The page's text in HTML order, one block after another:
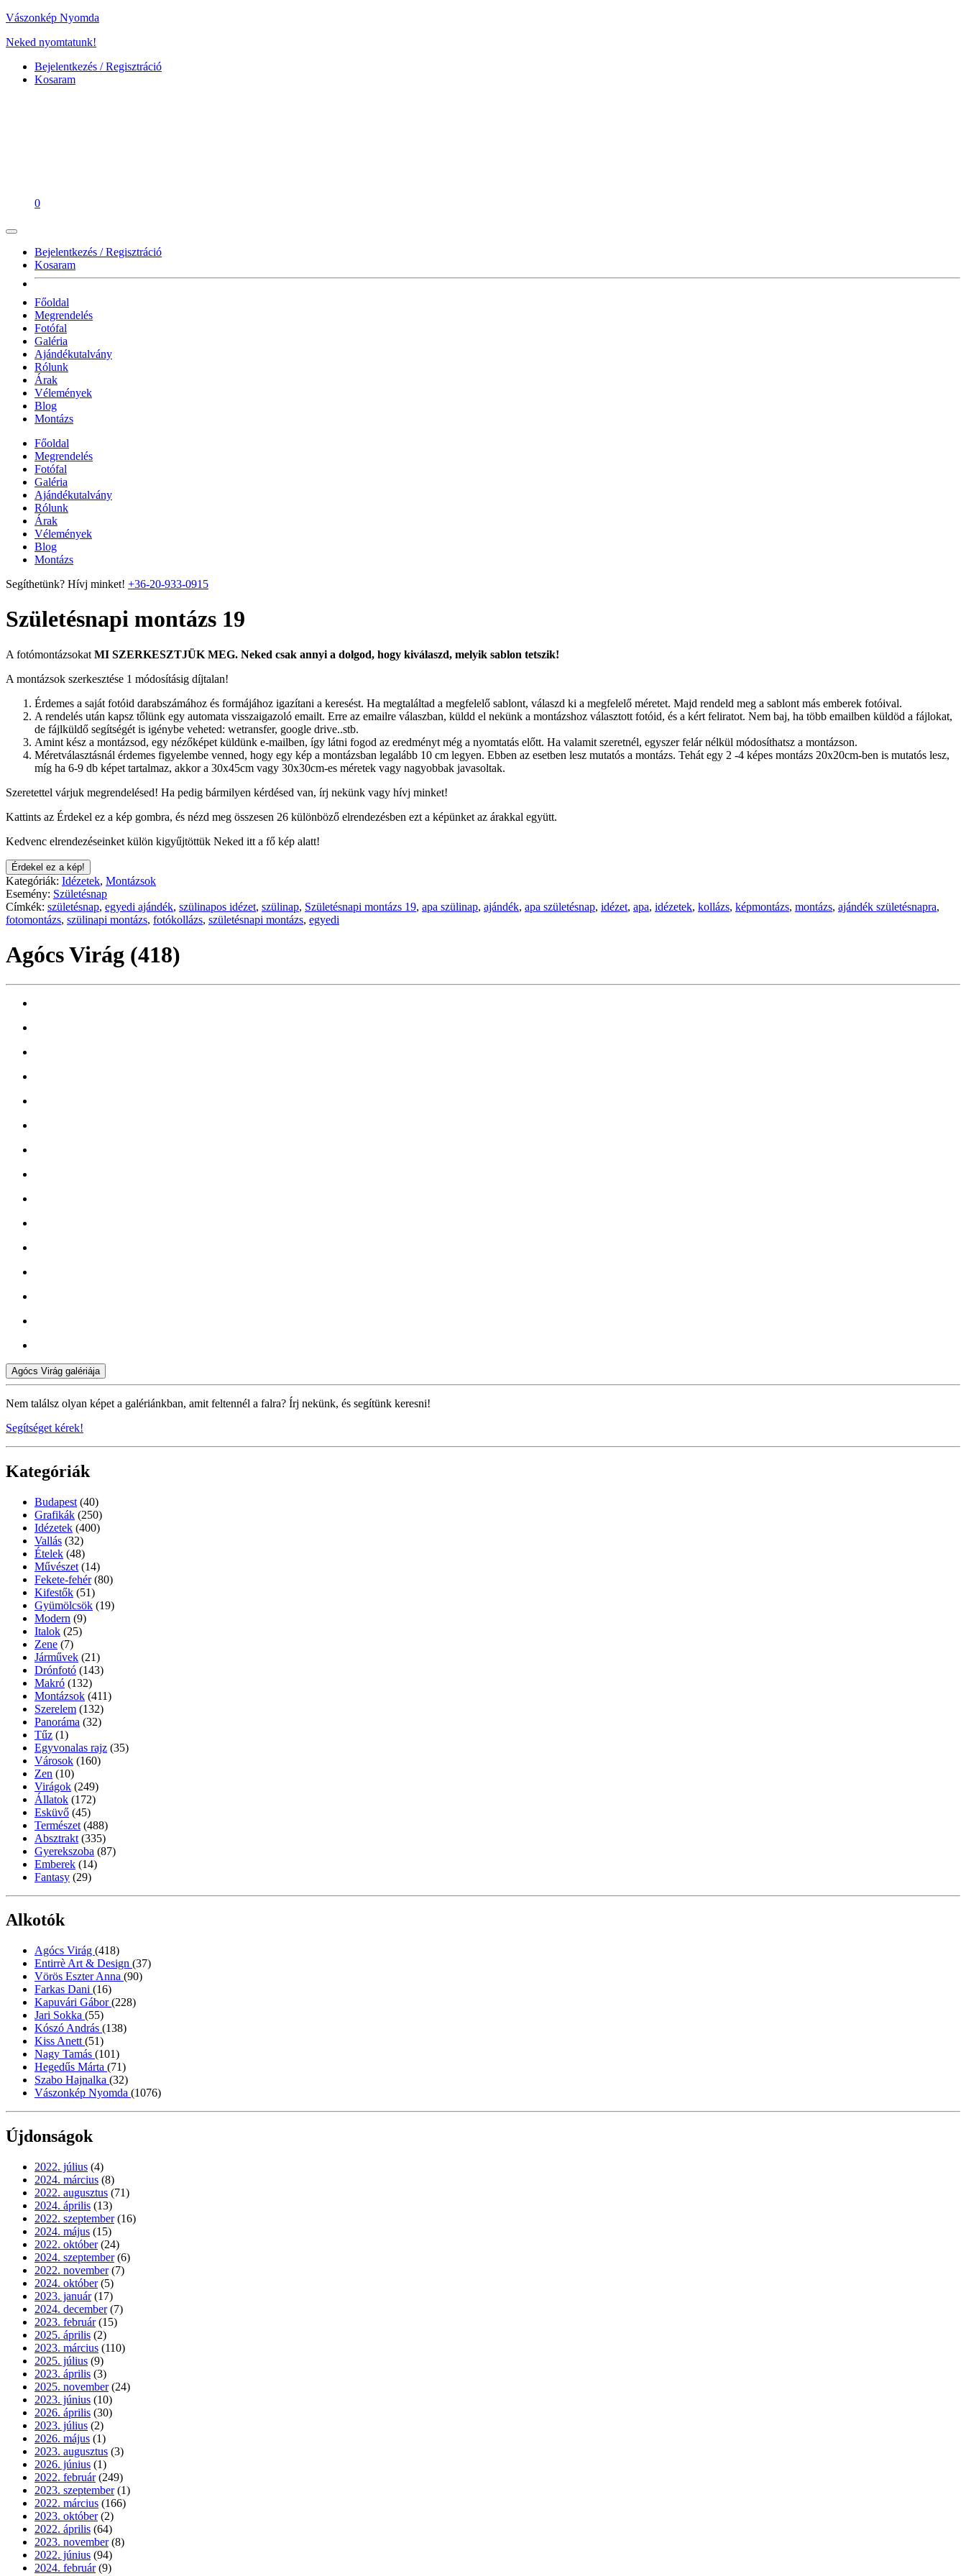
Vászonkép Nyomda
Neked nyomtatunk!
Bejelentkezés / Regisztráció
Kosaram
0
Bejelentkezés / Regisztráció
Kosaram
Főoldal
Megrendelés
Fotófal
Galéria
Ajándékutalvány
Rólunk
Árak
Vélemények
Blog
Montázs
Főoldal
Megrendelés
Fotófal
Galéria
Ajándékutalvány
Rólunk
Árak
Vélemények
Blog
Montázs
Segíthetünk? Hívj minket! +36-20-933-0915
Születésnapi montázs 19
A fotómontázsokat MI SZERKESZTJÜK MEG. Neked csak annyi a dolgod, hogy kiválaszd, melyik sablon tetszik!
A montázsok szerkesztése 1 módosításig díjtalan!
Érdemes a saját fotóid darabszámához és formájához igazítani a keresést. Ha megtaláltad a megfelelő sablont, válaszd ki a megfelelő méretet. Majd rendeld meg a sablont más emberek fotóival.
A rendelés után kapsz tőlünk egy automata visszaigazoló emailt. Erre az emailre válaszban, küldd el nekünk a montázshoz választott fotóid, és a kért feliratot. Nem baj, ha több emailben küldöd a fájlokat,
de fájlküldő segítségét is igénybe veheted: wetransfer, google drive..stb.
Amint kész a montázsod, egy nézőképet küldünk e-mailben, így látni fogod az eredményt még a nyomtatás előtt. Ha valamit szeretnél, egyszer felár nélkül módosíthatsz a montázson.
Méretválasztásnál érdemes figyelembe venned, hogy egy kép a montázsban legalább 10 cm legyen. Ebben az esetben lesz mutatós a montázs. Tehát egy 2 -4 képes montázs 20x20cm-ben is mutatós lesz,
míg ha 6-9 db képet tartalmaz, akkor a 30x45cm vagy 30x30cm-es méretek vagy nagyobbak javasoltak.
Szeretettel várjuk megrendelésed! Ha pedig bármilyen kérdésed van, írj nekünk vagy hívj minket!
Kattints az Érdekel ez a kép gombra, és nézd meg összesen 26 különböző elrendezésben ezt a képünket az árakkal együtt.
Kedvenc elrendezéseinket külön kigyűjtöttük Neked itt a fő kép alatt!
Érdekel ez a kép!
Kategóriák: Idézetek, Montázsok
Esemény: Születésnap
Címkék: születésnap, egyedi ajándék, szülinapos idézet, szülinap, Születésnapi montázs 19, apa szülinap, ajándék, apa születésnap, idézet, apa, idézetek, kollázs, képmontázs, montázs, ajándék születésnapra,
fotomontázs, szülinapi montázs, fotókollázs, születésnapi montázs, egyedi
Agócs Virág (418)
Agócs Virág galériája
Nem találsz olyan képet a galériánkban, amit feltennél a falra? Írj nekünk, és segítünk keresni!
Segítséget kérek!
Kategóriák
Budapest (40)
Grafikák (250)
Idézetek (400)
Vallás (32)
Ételek (48)
Művészet (14)
Fekete-fehér (80)
Kifestők (51)
Gyümölcsök (19)
Modern (9)
Italok (25)
Zene (7)
Járművek (21)
Drónfotó (143)
Makró (132)
Montázsok (411)
Szerelem (132)
Panoráma (32)
Tűz (1)
Egyvonalas rajz (35)
Városok (160)
Zen (10)
Virágok (249)
Állatok (172)
Esküvő (45)
Természet (488)
Absztrakt (335)
Gyerekszoba (87)
Emberek (14)
Fantasy (29)
Alkotók
Agócs Virág (418)
Entirrè Art & Design (37)
Vörös Eszter Anna (90)
Farkas Dani (16)
Kapuvári Gábor(228)
Jari Sokka (55)
Kószó András (138)
Kiss Anett (51)
Nagy Tamás (101)
Hegedűs Márta (71)
Szabo Hajnalka (32)
Vászonkép Nyomda (1076)
Újdonságok
2022. július (4)
2024. március (8)
2022. augusztus (71)
2024. április (13)
2022. szeptember (16)
2024. május (15)
2022. október (24)
2024. szeptember (6)
2022. november (7)
2024. október (5)
2023. január (17)
2024. december (7)
2023. február (15)
2025. április (2)
2023. március (110)
2025. július (9)
2023. április (3)
2025. november (24)
2023. június (10)
2026. április (30)
2023. július (2)
2026. május (1)
2023. augusztus (3)
2026. június (1)
2022. február (249)
2023. szeptember (1)
2022. március (166)
2023. október (2)
2022. április (64)
2023. november (8)
2022. június (94)
2024. február (9)